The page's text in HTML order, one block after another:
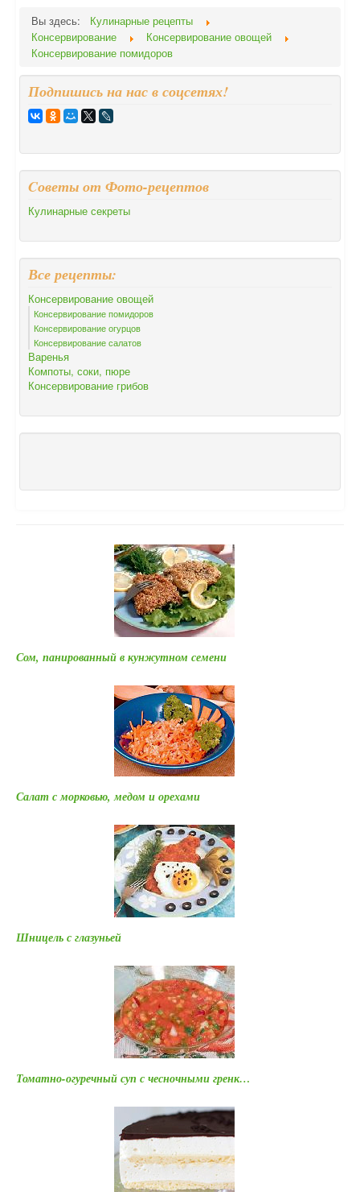
Вы здесь:
Кулинарные рецепты
Консервирование
Консервирование овощей
Консервирование помидоров
Подпишись на нас в соцсетях!
Cоветы от Фото-рецептов
Кулинарные секреты
Все рецепты:
Консервирование овощей
Консервирование помидоров
Консервирование огурцов
Консервирование салатов
Варенья
Компоты, соки, пюре
Консервирование грибов
Сом, панированный в кунжутном семени
Салат с морковью, медом и орехами
Шницель с глазуньей
Томатно-огуречный суп с чесночными гренк…